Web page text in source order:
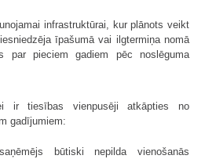
infrastruktūrai, kur plānots veikt
īpašumā vai ilgtermiņa nomā
pieciem gadiem pēc noslēguma
ir tiesības vienpusēji atkāpties no
gadījumiem:
būtiski nepilda vienošanās